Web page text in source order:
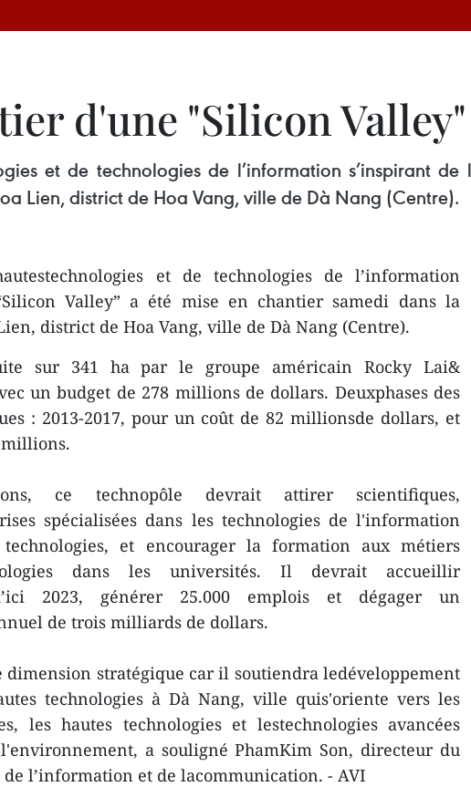
d'une "Silicon
et de technologies de l’information s’inspirant
Lien, district de Hoa Vang, ville de Dà Nang (Centre).
et de technologies de l’information
Valley” a été mise en chantier samedi dans la
district de Hoa Vang, ville de Dà Nang (Centre).
sur 341 ha par le groupe américain Rocky Lai&
un budget de 278 millions de dollars. Deuxphases des
: 2013-2017, pour un coût de 82 millionsde dollars, et
millions.
ce technopôle devrait attirer scientifiques,
spécialisées dans les technologies de l'information
et encourager la formation aux métiers
dans les universités. Il devrait accueillir
2023, générer 25.000 emplois et dégager un
de trois milliards de dollars.
dimension stratégique car il soutiendra ledéveloppement
technologies à Dà Nang, ville quis'oriente vers les
les hautes technologies et lestechnologies avancées
l'environnement, a souligné PhamKim Son, directeur du
l’information et de lacommunication. - AVI